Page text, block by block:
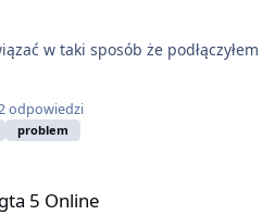
w taki sposób że podłączyłem
odpowiedzi
problem
5 Online